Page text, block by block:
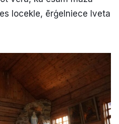
locekle, ērģelniece Iveta